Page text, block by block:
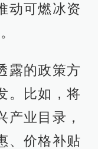
动可燃冰资
露的政策方
。比如，将
产业目录，
、价格补贴